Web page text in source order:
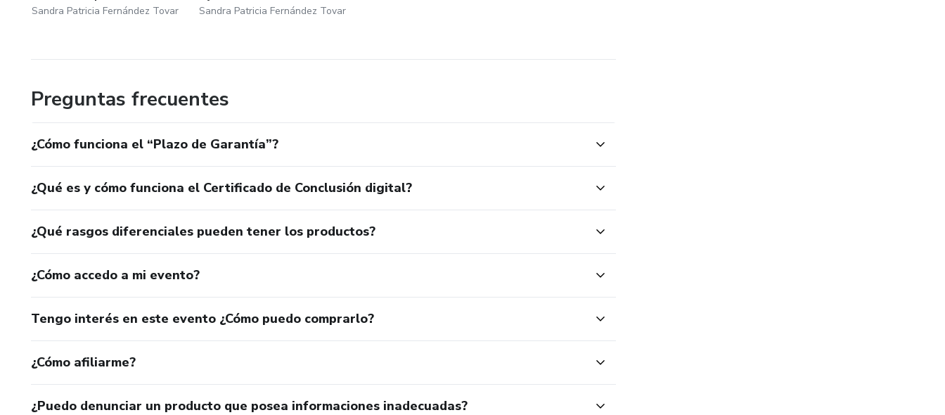
Sandra Patricia Fernández Tovar Sandra Patricia Fernández Tovar
Preguntas frecuentes
¿Cómo funciona el “Plazo de Garantía”?
¿Qué es y cómo funciona el Certificado de Conclusión digital?
¿Qué rasgos diferenciales pueden tener los productos?
¿Cómo accedo a mi evento?
Tengo interés en este evento ¿Cómo puedo comprarlo?
¿Cómo afiliarme?
¿Puedo denunciar un producto que posea informaciones inadecuadas?